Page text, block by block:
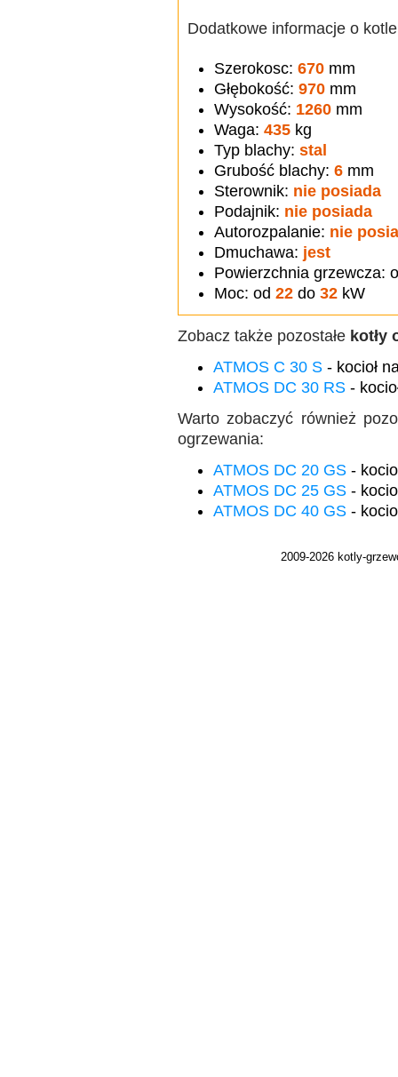
Dodatkowe informacje o
Szerokosc: 670 mm
Głębokość: 970 mm
Wysokość: 1260 mm
Waga: 435 kg
Typ blachy: stal
Grubość blachy: 6 mm
Sterownik: nie posiada
Podajnik: nie posiada
Autorozpalanie: nie
Dmuchawa: jest
Powierzchnia grzewcza:
Moc: od 22 do 32 kW
Zobacz także pozostałe kotły
ATMOS C 30 S - kocioł
ATMOS DC 30 RS -
Warto zobaczyć również
ogrzewania:
ATMOS DC 20 GS -
ATMOS DC 25 GS -
ATMOS DC 40 GS -
2009-2026 kotly-